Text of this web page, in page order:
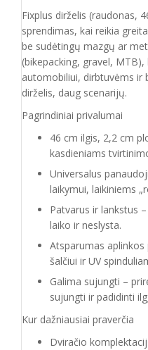
Fixplus dirželis (raudonas,
sprendimas, kai reikia
be sudėtingų mazgų ar
(bikepacking, gravel,
automobiliui, dirbtuvėms ir
dirželis, daug scenarijų.
Pagrindiniai privalumai
46 cm ilgis, 2,2 cm
kasdieniams
Universalus
laikymui, laikiniems
Patvarus ir lankstus
laiko ir neslysta.
Atsparumas aplinkos
šalčiui ir UV
Galima sujungti –
sujungti ir padidinti
Kur dažniausiai praverčia
Dviračio